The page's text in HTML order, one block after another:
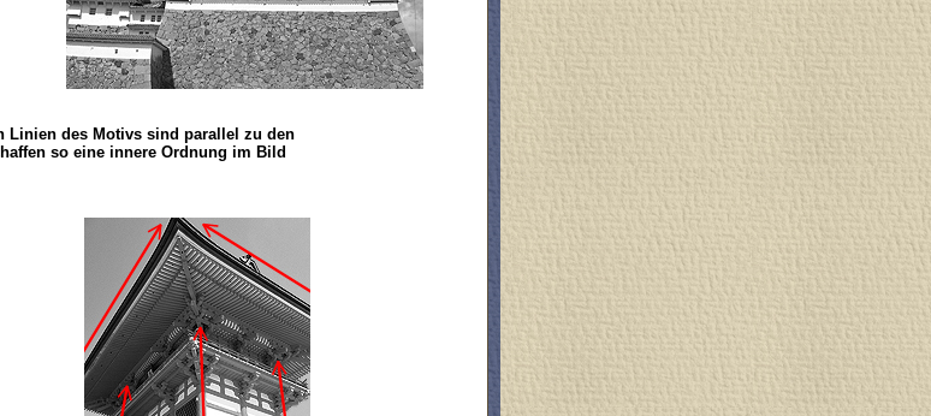
Linien des Motivs sind parallel zu den
so eine innere Ordnung im Bild